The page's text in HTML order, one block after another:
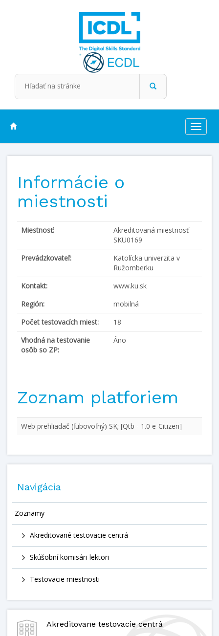
Toggle
Informácie o
miestnosti
Miestnosť:
Akreditovaná miestnosť
SKU0169
Prevádzkovateľ:
Katolícka univerzita v
Ružomberku
Kontakt:
www.ku.sk
Región:
mobilná
Počet testovacích miest:
18
Vhodná na testovanie
osôb so ZP:
Áno
Zoznam platforiem
Web prehliadač (ľubovoľný) SK; [Qtb - 1.0 e-Citizen]
Navigácia
Zoznamy
Akreditované testovacie centrá
Skúšobní komisári-lektori
Testovacie miestnosti
Akreditovane testovacie centrá